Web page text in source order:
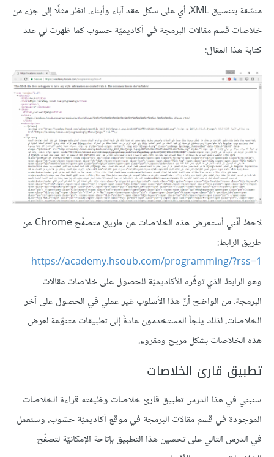
منسّقة بتنسيق XML، أي على شكل عقد آباء وأبناء. انظر مثلًا إلى جزء من
خلاصات قسم مقالات البرمجة في أكاديميّة حسوب كما ظهرت لي عند
كتابة هذا المقال:
لاحظ أنّني أستعرض هذه الخلاصات عن طريق متصفّح Chrome عن
طريق الرابط:
https://academy.hsoub.com/programming/?rss=1
وهو الرابط الذي توفّره الأكاديميّة للحصول على خلاصات مقالات
البرمجة. من الواضح أنّ هذا الأسلوب غير عملي في الحصول على آخر
الخلاصات، لذلك يلجأ المستخدمون عادةً إلى تطبيقات متنوّعة لعرض
هذه الخلاصات بشكل مريح ومقروء.
تطبيق قارئ الخلاصات
سنبني في هذا الدرس تطبيق قارئ خلاصات وظيفته قراءة الخلاصات
الموجودة في قسم مقالات البرمجة في موقع أكاديميّة حسّوب. وسنعمل
في الدرس التالي على تحسين هذا التطبيق بإتاحة الإمكانيّة لتصفّح